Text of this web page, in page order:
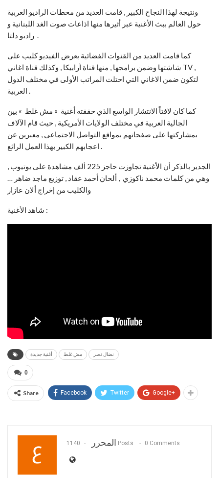
ونتيجة لهذا النجاح الكبير , قامت العديد من محطات الراديو العربية
حول العالم ببث الأغنية عبر أثيرها منها اذاعات صوت الغد اللبنانية و
راديو دلتا .
كما قامت العديد من القنوات الفضائية بعرض الفيديو كليب على
شاشتها وضمن برامجها , منها قناة أرابيكا , وكذلك قناة اغاني TV ,
لتكون ضمن الاغاني التي احتلت المراتب الأولى في مختلف الدول
العربية .
كما كان لافتاً الانتشار الواسع الذي حققته أغنية » مش غلط » بين
الجالية العربية في مختلف الولايات الأمريكية , حيث قام الآلاف
بمشاركتها على صفحاتهم بمواقع التواصل الاجتماعي , معبرين عن
اعجابهم الكبير بهذا العمل الرائع .
الجدير بالذكر أن الأغنية تجاوزت حاجز 225 ألف مشاهدة على يوتيوب ,
وهي من كلمات محمد ناكوزي , ألحان أحمد عقاد , توزيع ماجد ضاهر …
والكليب من إخراج ألان عازار
شاهد الأغنية :
أغنية جديدة مش غلط نضال نصر
0
Share Facebook Twitter Google+
المحرر 1140 Posts 0 Comments